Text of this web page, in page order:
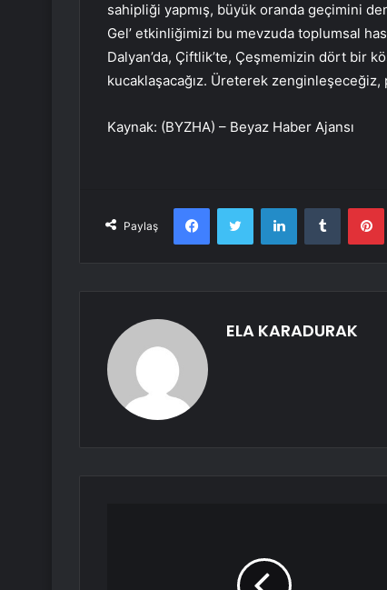
sahipliği yapmış, büyük oranda geçimini
Gel’ etkinliğimizi bu mevzuda toplumsal
Dalyan’da, Çiftlik’te, Çeşmemizin dört bir
kucaklaşacağız. Üreterek
Kaynak: (BYZHA) – Beyaz Haber Ajansı
Paylaş
FacebookTwitter LinkedInTumblr
ELA KARADURAK